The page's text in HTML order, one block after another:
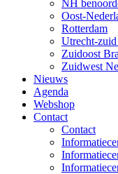
NH
Oost-
Rotterdam
Utrecht-
Zuidoost
Zuidwest
Nieuws
Agenda
Webshop
Contact
Contact